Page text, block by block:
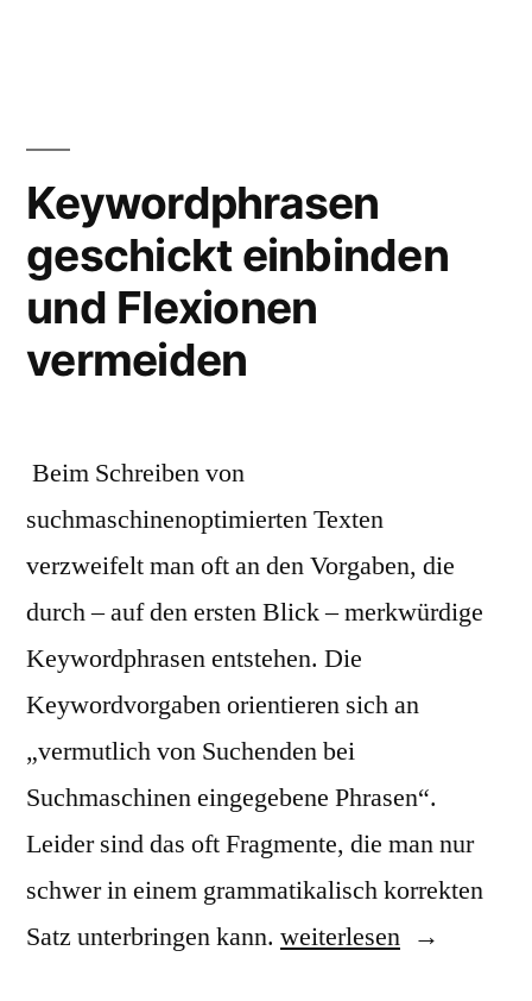
Keywordphrasen
geschickt einbinden
und Flexionen
vermeiden
Beim Schreiben von
suchmaschinenoptimierten Texten
verzweifelt man oft an den Vorgaben, die
durch – auf den ersten Blick – merkwürdige
Keywordphrasen entstehen. Die
Keywordvorgaben orientieren sich an
„vermutlich von Suchenden bei
Suchmaschinen eingegebene Phrasen“.
Leider sind das oft Fragmente, die man nur
schwer in einem grammatikalisch korrekten
Satz unterbringen kann. „Keywordphrasen
weiterlesen